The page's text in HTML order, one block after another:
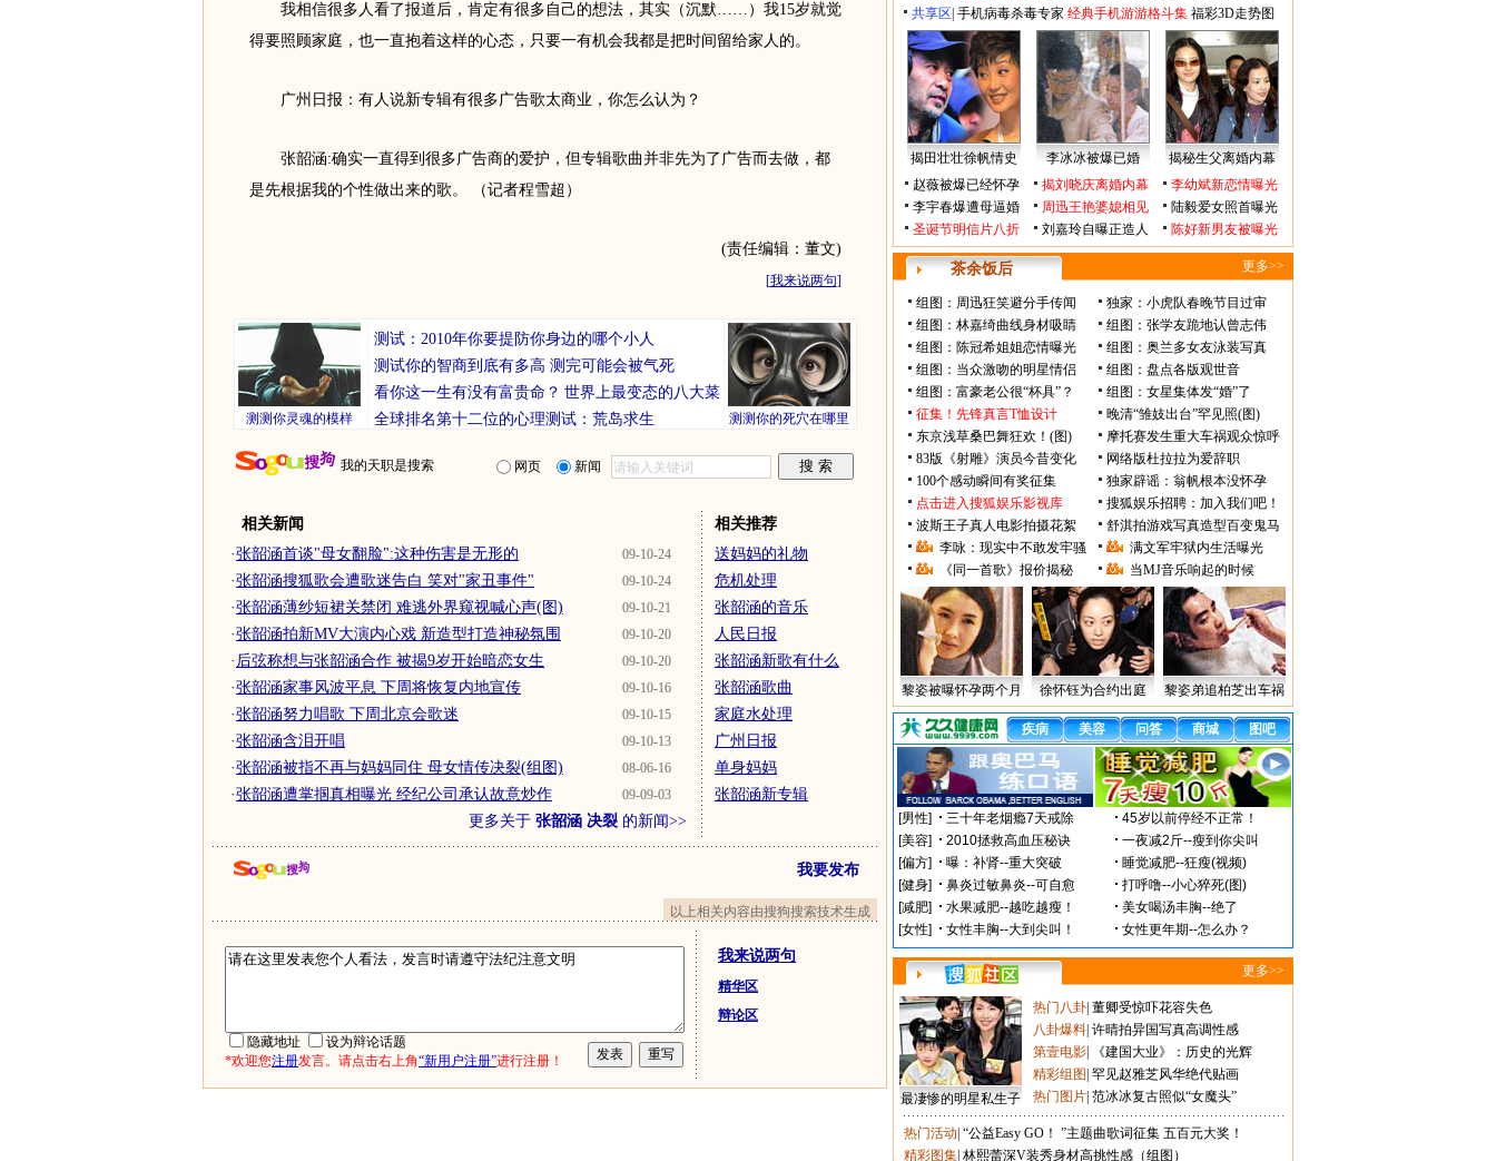
我相信很多人看了报道后，肯定有很多自己的想法，其实（沉默……）我15岁就觉
得要照顾家庭，也一直抱着这样的心态，只要一有机会我都是把时间留给家人的。
广州日报：有人说新专辑有很多广告歌太商业，你怎么认为？
张韶涵:确实一直得到很多广告商的爱护，但专辑歌曲并非先为了广告而去做，都
是先根据我的个性做出来的歌。 （记者程雪超）
(责任编辑：董文)
[我来说两句]
测测你灵魂的模样
测试：2010年你要提防你身边的哪个小人
测试你的智商到底有多高 测完可能会被气死
看你这一生有没有富贵命？ 世界上最变态的八大菜
全球排名第十二位的心理测试：荒岛求生
测测你的死穴在哪里
我的天职是搜索 网页 新闻
相关新闻
09-10-24
·张韶涵首谈"母女翻脸":这种伤害是无形的
09-10-24
·张韶涵搜狐歌会遭歌迷告白 笑对"家丑事件"
09-10-21
·张韶涵薄纱短裙关禁闭 难逃外界窥视喊心声(图)
09-10-20
·张韶涵拍新MV大演内心戏 新造型打造神秘氛围
09-10-20
· 后弦称想与张韶涵合作 被揭9岁开始暗恋女生
09-10-16
·张韶涵家事风波平息 下周将恢复内地宣传
09-10-15
·张韶涵努力唱歌 下周北京会歌迷
09-10-13
·张韶涵含泪开唱
08-06-16
·张韶涵被指不再与妈妈同住 母女情传决裂(组图)
09-09-03
·张韶涵遭掌掴真相曝光 经纪公司承认故意炒作
更多关于 张韶涵 决裂 的新闻>>
相关推荐
送妈妈的礼物
危机处理
张韶涵的音乐
人民日报
张韶涵新歌有什么
张韶涵歌曲
家庭水处理
广州日报
单身妈妈
张韶涵新专辑
我要发布
以上相关内容由搜狗搜索技术生成
隐藏地址
设为辩论话题
*欢迎您注册发言。请点击右上角“新用户注册”进行注册！
我来说两句
精华区
辩论区
共享区 手机病毒杀毒专家 经典手机游游格斗集 福彩3D走势图
揭田壮壮徐帆情史 李冰冰被爆已婚
揭秘生父离婚内幕
赵薇被爆已经怀孕
揭刘晓庆离婚内幕
李幼斌新恋情曝光
李宇春爆遭母逼婚
周迅王艳婆媳相见
陆毅爱女照首曝光
圣诞节明信片八折
刘嘉玲自曝正造人 陈好新男友被曝光
茶余饭后 更多>>
组图：周迅狂笑避分手传闻
独家：小虎队春晚节目过审
组图：林嘉绮曲线身材吸睛
组图：张学友跪地认曾志伟
组图：陈冠希姐姐恋情曝光
组图：奥兰多女友泳装写真
组图：当众激吻的明星情侣
组图：盘点各版观世音
组图：富豪老公很“杯具”？
组图：女星集体发“婚”了
征集！先锋真言T恤设计
晚清“雏妓出台”罕见照(图)
东京浅草桑巴舞狂欢！(图)
摩托赛发生重大车祸观众惊呼
83版《射雕》演员今昔变化
网络版杜拉拉为爱辞职
100个感动瞬间有奖征集
独家辟谣：翁帆根本没怀孕
点击进入搜狐娱乐影视库
搜狐娱乐招聘：加入我们吧！
波斯王子真人电影拍摄花絮
舒淇拍游戏写真造型百变鬼马
李咏：现实中不敢发牢骚
满文军牢狱内生活曝光
《同一首歌》报价揭秘
当MJ音乐响起的时候
黎姿被曝怀孕两个月 徐怀钰为合约出庭 黎姿弟追柏芝出车祸
更多>>
最凄惨的明星私生子
热门八卦 董卿受惊吓花容失色
八卦爆料 许晴拍异国写真高调性感
第壹电影
《建国大业》：历史的光辉
精彩组图 罕见赵雅芝风华绝代贴画
热门图片 范冰冰复古照似“女魔头”
热门活动 “公益Easy GO！ ”主题曲歌词征集 五百元大奖！
精彩图集 林熙蕾深V装秀身材高挑性感（组图）